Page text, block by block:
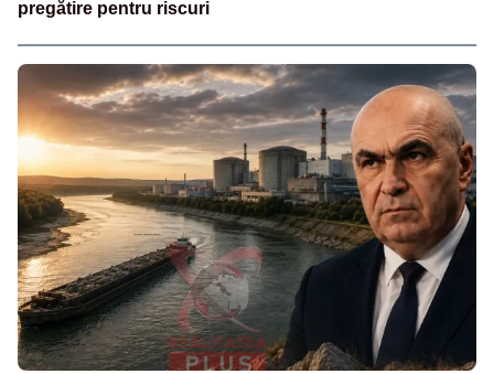
pregătire pentru riscuri